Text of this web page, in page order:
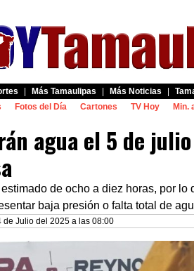
Más Tamaulipas Más Noticias
Fotos del Día Cartones TV Hoy Min.
agua el 5 de
de ocho a diez horas, por lo
baja presión o falta total de
de Julio del 2025 a las 08:00